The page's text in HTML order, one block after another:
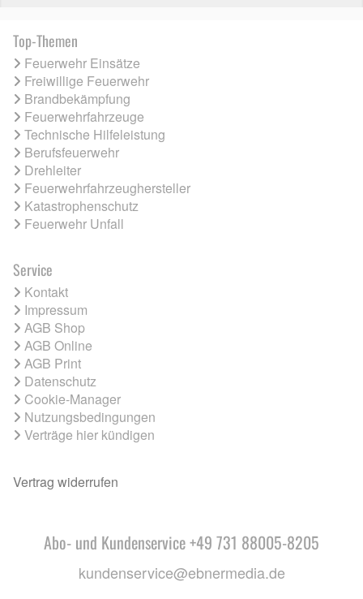
Top-Themen
Feuerwehr Einsätze
Freiwillige Feuerwehr
Brandbekämpfung
Feuerwehrfahrzeuge
Technische Hilfeleistung
Berufsfeuerwehr
Drehleiter
Feuerwehrfahrzeughersteller
Katastrophenschutz
Feuerwehr Unfall
Service
Kontakt
Impressum
AGB Shop
AGB Online
AGB Print
Datenschutz
Cookie-Manager
Nutzungsbedingungen
Verträge hier kündigen
Vertrag widerrufen
Abo- und Kundenservice +49 731 88005-8205
kundenservice@ebnermedia.de